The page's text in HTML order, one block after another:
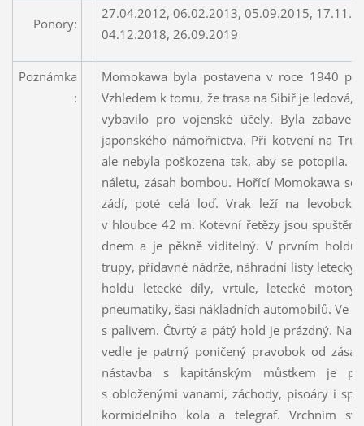
Ponory:
27.04.2012, 06.02.2013, 05.09.2015,
04.12.2018, 26.09.2019
Poznámka
:
Momokawa byla postavena v roce 1940
Vzhledem k tomu, že trasa na Sibiř je ledová,
vybavilo pro vojenské účely. Byla
japonského námořnictva. Při kotvení na
ale nebyla poškozena tak, aby se potopila.
náletu, zásah bombou. Hořící Momokawa
zádí, poté celá loď. Vrak leží na
v hloubce 42 m. Kotevní řetězy jsou
dnem a je pěkně viditelný. V prvním
trupy, přídavné nádrže, náhradní listy
holdu letecké díly, vrtule, letecké
pneumatiky, šasi nákladních automobilů. Ve
s palivem. Čtvrtý a pátý hold je prázdný. Na
vedle je patrný poničený pravobok od
nástavba s kapitánským můstkem je
s obloženými vanami, záchody, pisoáry i
kormidelního kola a telegraf. Vrchním